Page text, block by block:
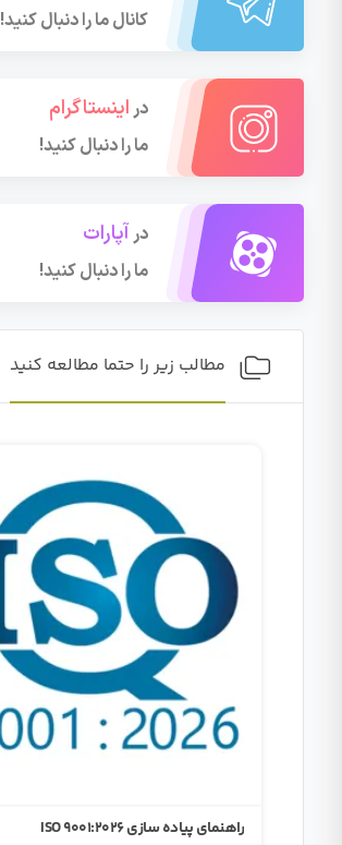
کانال ما را دنبال کنید!
در اینستاگرام
ما را دنبال کنید!
در آپارات
ما را دنبال کنید!
مطالب زیر را حتما مطالعه کنید
راهنمای پیاده سازی ISO 9001:2026